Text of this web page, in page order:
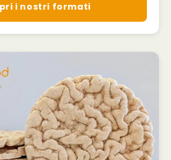
i nostri formati